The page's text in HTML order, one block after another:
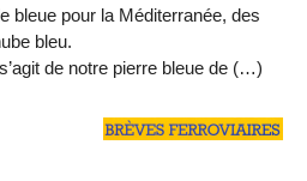
bleue pour la Méditerranée, des
bleu.
de notre pierre bleue de (…)